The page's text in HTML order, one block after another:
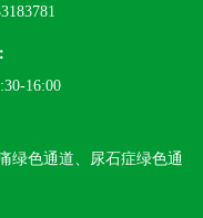
16:00
绿色通道、尿石症绿色通